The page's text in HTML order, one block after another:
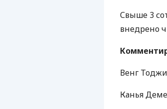
Свыше 3
внедрено
Венг
Канья